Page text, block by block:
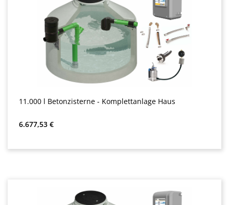
11.000 l Betonzisterne - Komplettanlage Haus
Precio normal:
6.677,53 €